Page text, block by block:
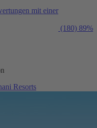
mit einer
(180) 89%
Resorts